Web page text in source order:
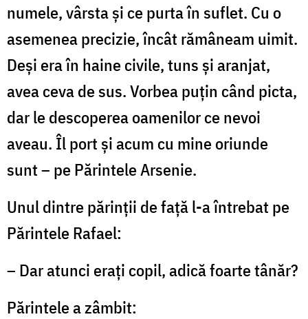
numele, vârsta și ce purta în suflet. Cu o
asemenea precizie, încât rămâneam uimit.
Deși era în haine civile, tuns și aranjat,
avea ceva de sus. Vorbea puțin când picta,
dar le descoperea oamenilor ce nevoi
aveau. Îl port și acum cu mine oriunde
sunt – pe Părintele Arsenie.
Unul dintre părinții de față l-a întrebat pe
Părintele Rafael:
– Dar atunci erați copil, adică foarte tânăr?
Părintele a zâmbit: